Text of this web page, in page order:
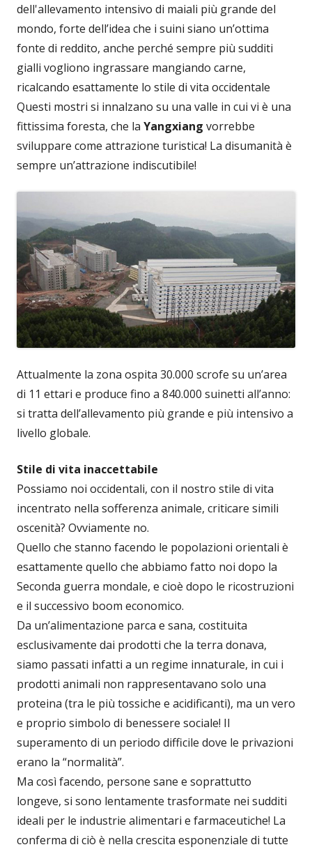
dell'allevamento intensivo di maiali più grande del
mondo, forte dell’idea che i suini siano un’ottima
fonte di reddito, anche perché sempre più sudditi
gialli vogliono ingrassare mangiando carne,
ricalcando esattamente lo stile di vita occidentale
Questi mostri si innalzano su una valle in cui vi è una
fittissima foresta, che la Yangxiang vorrebbe
sviluppare come attrazione turistica! La disumanità è
sempre un’attrazione indiscutibile!
Attualmente la zona ospita 30.000 scrofe su un’area
di 11 ettari e produce fino a 840.000 suinetti all’anno:
si tratta dell’allevamento più grande e più intensivo a
livello globale.
Stile di vita inaccettabile
Possiamo noi occidentali, con il nostro stile di vita
incentrato nella sofferenza animale, criticare simili
oscenità? Ovviamente no.
Quello che stanno facendo le popolazioni orientali è
esattamente quello che abbiamo fatto noi dopo la
Seconda guerra mondale, e cioè dopo le ricostruzioni
e il successivo boom economico.
Da un’alimentazione parca e sana, costituita
esclusivamente dai prodotti che la terra donava,
siamo passati infatti a un regime innaturale, in cui i
prodotti animali non rappresentavano solo una
proteina (tra le più tossiche e acidificanti), ma un vero
e proprio simbolo di benessere sociale! Il
superamento di un periodo difficile dove le privazioni
erano la “normalità”.
Ma così facendo, persone sane e soprattutto
longeve, si sono lentamente trasformate nei sudditi
ideali per le industrie alimentari e farmaceutiche! La
conferma di ciò è nella crescita esponenziale di tutte